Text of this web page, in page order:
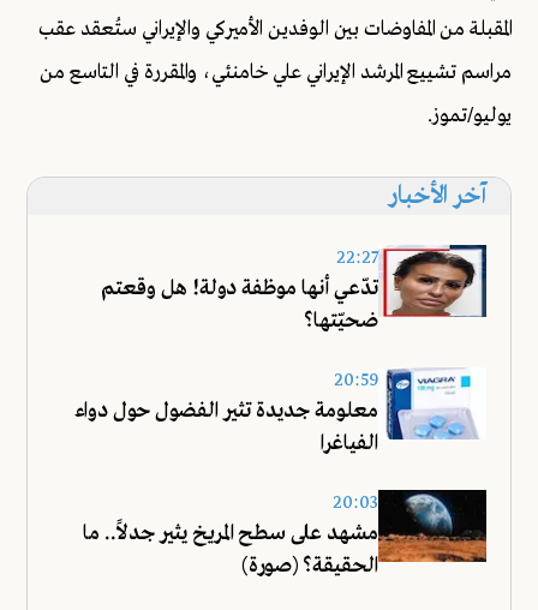
المقبلة من المفاوضات بين الوفدين الأميركي والإيراني ستُعقد عقب
مراسم تشييع المرشد الإيراني علي خامنئي، والمقررة في التاسع من
يوليو/تموز.
آخر الأخبار
22:27
تدّعي أنها موظفة دولة! هل وقعتم
ضحيّتها؟
20:59
معلومة جديدة تثير الفضول حول دواء
الفياغرا
20:03
مشهد على سطح المريخ يثير جدلاً.. ما
الحقيقة؟ (صورة)